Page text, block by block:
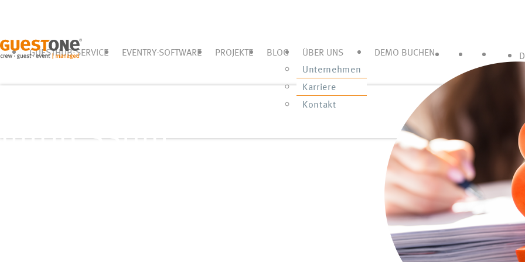
GUESTHUB-SERVICE EVENTRY-SOFTWARE PROJEKTE BLOG
ÜBER UNS
Unternehmen
Karriere
Kontakt
DEMO BUCHEN
Impressum